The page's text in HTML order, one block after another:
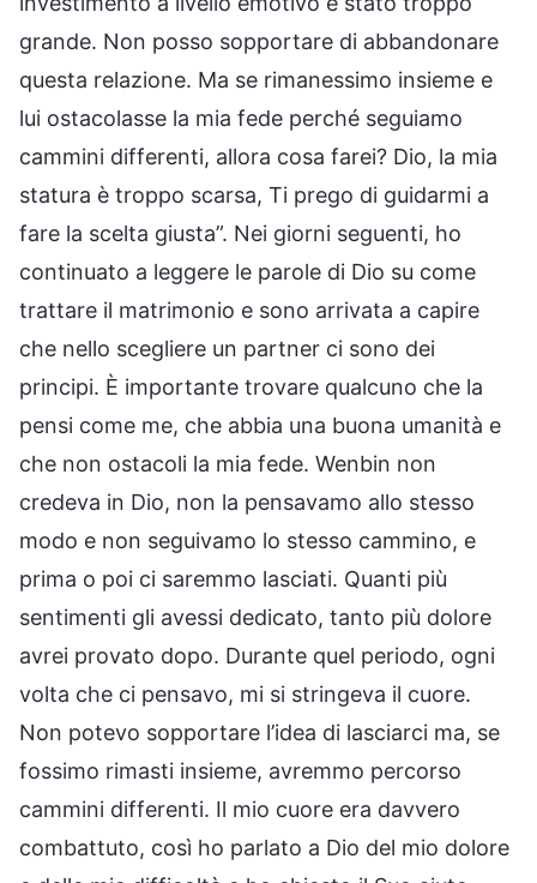
grande. Non posso sopportare di abbandonare
questa relazione. Ma se rimanessimo insieme e
lui ostacolasse la mia fede perché seguiamo
cammini differenti, allora cosa farei? Dio, la mia
statura è troppo scarsa, Ti prego di guidarmi a
fare la scelta giusta”. Nei giorni seguenti, ho
continuato a leggere le parole di Dio su come
trattare il matrimonio e sono arrivata a capire
che nello scegliere un partner ci sono dei
principi. È importante trovare qualcuno che la
pensi come me, che abbia una buona umanità e
che non ostacoli la mia fede. Wenbin non
credeva in Dio, non la pensavamo allo stesso
modo e non seguivamo lo stesso cammino, e
prima o poi ci saremmo lasciati. Quanti più
sentimenti gli avessi dedicato, tanto più dolore
avrei provato dopo. Durante quel periodo, ogni
volta che ci pensavo, mi si stringeva il cuore.
Non potevo sopportare l’idea di lasciarci ma, se
fossimo rimasti insieme, avremmo percorso
cammini differenti. Il mio cuore era davvero
combattuto, così ho parlato a Dio del mio dolore